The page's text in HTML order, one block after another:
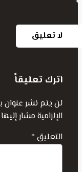
لا تعليق
اترك تعليقاً
لن يتم نشر عنوان
الإلزامية مشار إليها
التعليق *